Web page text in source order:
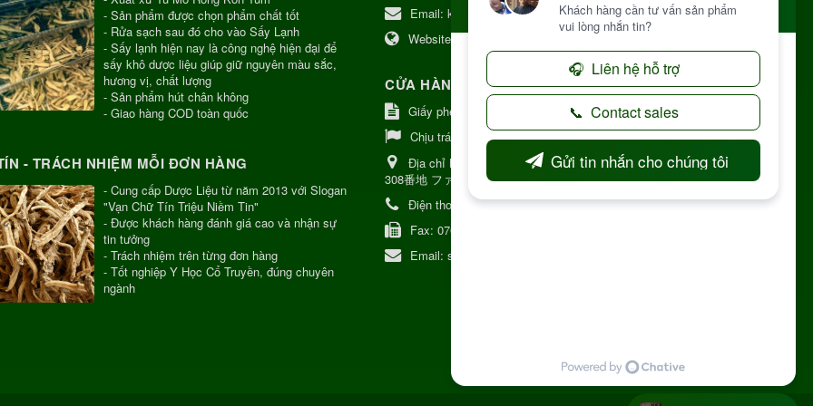
- Sản phẩm được chọn phẩm chất tốt
- Rửa sạch sau đó cho vào Sấy Lạnh
- Sấy lạnh hiện nay là công nghệ hiện đại để
sấy khô dược liệu giúp giữ nguyên màu sắc,
hương vị, chất lượng
- Sản phẩm hút chân không
- Giao hàng COD toàn quốc
- TRÁCH NHIỆM MỖI ĐƠN HÀNG
- Cung cấp Dược Liệu từ năm 2013 với Slogan
"Vạn Chữ Tín Triệu Niềm Tin"
- Được khách hàng đánh giá cao và nhận sự
tin tưởng
- Trách nhiệm trên từng đơn hàng
- Tốt nghiệp Y Học Cổ Truyền, đúng chuyên
ngành
Email: kinhdoanh@nhattruongkontum.com
Website:
https://www.nhattruongkontum.com
CỬA HÀNG GIỚI THIỆU TẠI NHẬT BẢN
Giấy phép số: 080-9475-1379
Chịu trách nhiệm:MR THƯƠNG
Địa chỉ Nhật Bản:
日本 愛知県刈谷市神明町6丁目
308番地 ファミール神明
Điện thoại:
080-9475-1379
Fax: 070-9178-7979
Email: syixl13029@yahoo.co.jp